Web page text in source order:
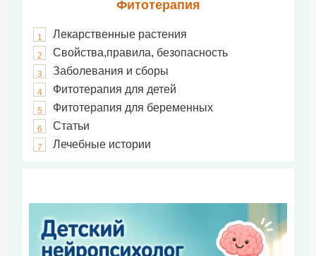
Фитотерапия
1 Лекарственные растения
2 Свойства,правила, безопасность
3 Заболевания и сборы
4 Фитотерапия для детей
5 Фитотерапия для беременных
6 Статьи
7 Лечебные истории